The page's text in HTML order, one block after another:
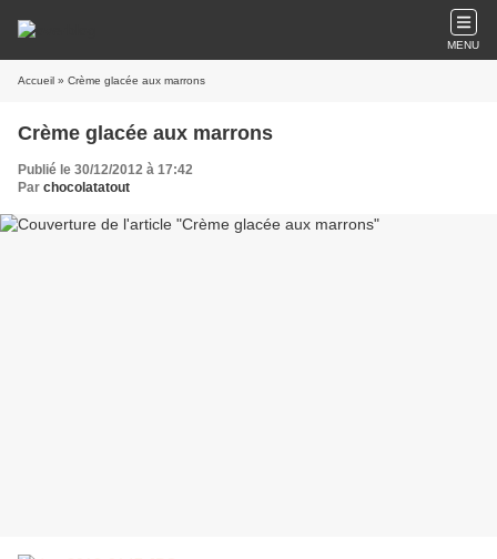
MENU
Accueil » Crème glacée aux marrons
Crème glacée aux marrons
Publié le 30/12/2012 à 17:42
Par chocolatatout